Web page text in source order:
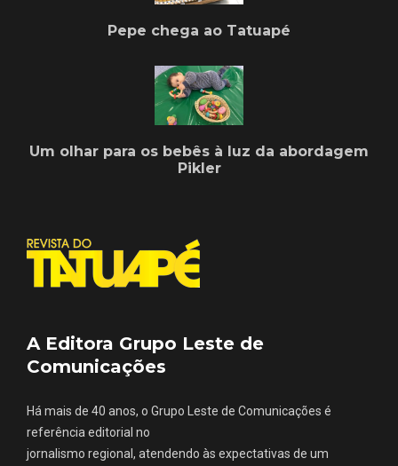
Pepe chega ao Tatuapé
Um olhar para os bebês à luz da abordagem
Pikler
A Editora Grupo Leste de
Comunicações
Há mais de 40 anos, o Grupo Leste de Comunicações é
referência editorial no
jornalismo regional, atendendo às expectativas de um